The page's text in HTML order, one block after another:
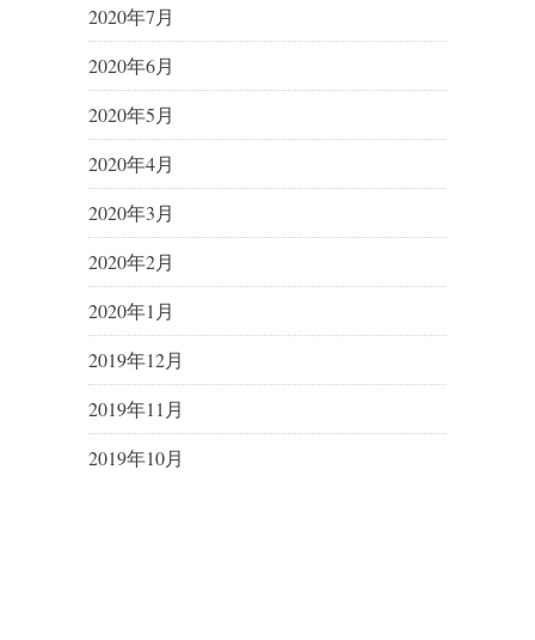
2020年7月
2020年6月
2020年5月
2020年4月
2020年3月
2020年2月
2020年1月
2019年12月
2019年11月
2019年10月